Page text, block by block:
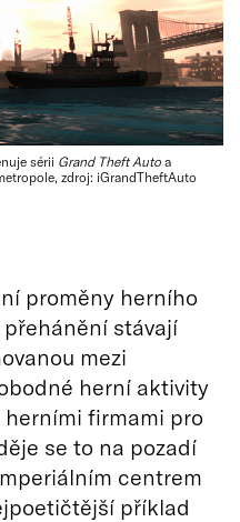
sérii Grand Theft Auto a
zdroj: iGrandTheftAuto
proměny herního
stávají
mezi
herní aktivity
firmami pro
se to na pozadí
centrem
příklad